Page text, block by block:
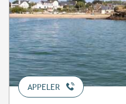
APPELER